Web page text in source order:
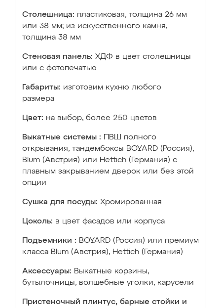
Столешница: пластиковая, толщина 26 мм
или 38 мм; из искусственного камня,
толщина 38 мм
Стеновая панель: ХДФ в цвет столешницы
или с фотопечатью
Габариты: изготовим кухню любого
размера
Цвет: на выбор, более 250 цветов
Выкатные системы :
ПВШ полного
открывания, тандембоксы BOYARD (Россия),
Blum (Австрия) или Hettich (Германия) с
плавным закрыванием дверок или без этой
опции
Сушка для посуды: Хромированная
Цоколь: в цвет фасадов или корпуса
Подъемники : BOYARD (Россия) или премиум
класса Blum (Австрия), Hettich (Германия)
Аксессуары: Выкатные корзины,
бутылочницы, волшебные уголки, карусели
Пристеночный плинтус, барные стойки и